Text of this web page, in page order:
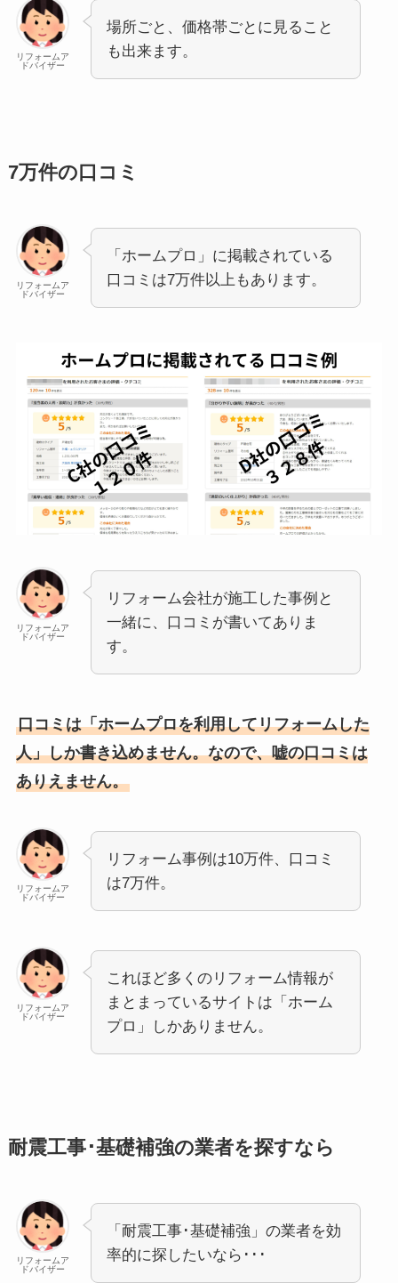
リフォームア
ドバイザー
場所ごと、価格帯ごとに見ること
も出来ます。
7万件の口コミ
リフォームア
ドバイザー
「ホームプロ」に掲載されている
口コミは7万件以上もあります。
リフォームア
ドバイザー
リフォーム会社が施工した事例と
一緒に、口コミが書いてありま
す。
口コミは「ホームプロを利用してリフォームした
人」しか書き込めません。なので、嘘の口コミは
ありえません。
リフォームア
ドバイザー
リフォーム事例は10万件、口コミ
は7万件。
リフォームア
ドバイザー
これほど多くのリフォーム情報が
まとまっているサイトは「ホーム
プロ」しかありません。
耐震工事･基礎補強の業者を探すなら
リフォームア
ドバイザー
「耐震工事･基礎補強」の業者を効
率的に探したいなら･･･